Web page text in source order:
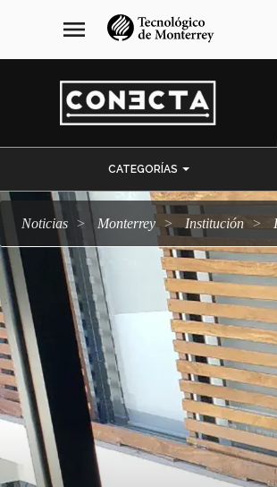
navegación
principal
menu
CATEGORÍAS
Noticias Monterrey Institución